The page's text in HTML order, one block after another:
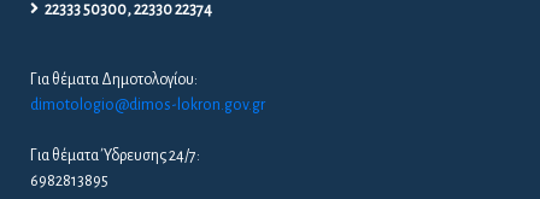
22333 50300, 22330 22374
Για θέματα Δημοτολογίου:
dimotologio@dimos-lokron.gov.gr
Για θέματα Ύδρευσης 24/7:
6982813895